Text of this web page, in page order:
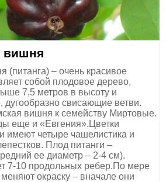
вишня
(питанга) – очень красивое
собой плодовое дерево,
7,5 метров в высоту и
свисающие ветви.
вишня к семейству Миртовые.
еще и «Евгения».Цветки
имеют четыре чашелистика и
Плод питанги –
ее диаметр – 2-4 см).
7-10 продольных ребер.По мере
окраску – вначале они